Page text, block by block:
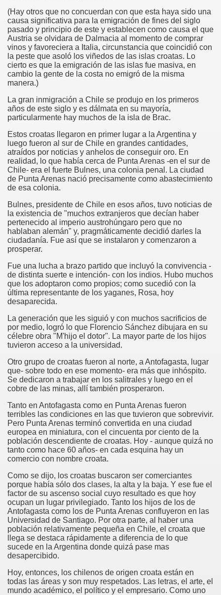
(Hay otros que no concuerdan con que esta haya sido una
causa significativa para la emigración de fines del siglo
pasado y principio de este y establecen como causa el que
Austria se olvidara de Dalmacia al momento de comprar
vinos y favoreciera a Italia, circunstancia que coincidió con
la peste que asoló los viñedos de las islas croatas. Lo
cierto es que la emigración de las islas fue masiva, en
cambio la gente de la costa no emigró de la misma
manera.)
La gran inmigración a Chile se produjo en los primeros
años de este siglo y es dálmata en su mayoría,
particularmente hay muchos de la isla de Brac.
Estos croatas llegaron en primer lugar a la Argentina y
luego fueron al sur de Chile en grandes cantidades,
atraídos por noticias y anhelos de conseguir oro. En
realidad, lo que había cerca de Punta Arenas -en el sur de
Chile- era el fuerte Bulnes, una colonia penal. La ciudad
de Punta Arenas nació precisamente como abastecimiento
de esa colonia.
Bulnes, presidente de Chile en esos años, tuvo noticias de
la existencia de "muchos extranjeros que decían haber
pertenecido al imperio austrohúngaro pero que no
hablaban alemán" y, pragmáticamente decidió darles la
ciudadanía. Fue así que se instalaron y comenzaron a
prosperar.
Fue una lucha a brazo partido que incluyó la convivencia -
de distinta suerte e intención- con los indios. Hubo muchos
que los adoptaron como propios; como sucedió con la
última representante de los yaganes, Rosa, hoy
desaparecida.
La generación que les siguió y con muchos sacrificios de
por medio, logró lo que Florencio Sánchez dibujara en su
célebre obra "M'hijo el dotor". La mayor parte de los hijos
tuvieron acceso a la universidad.
Otro grupo de croatas fueron al norte, a Antofagasta, lugar
que- sobre todo en ese momento- era más que inhóspito.
Se dedicaron a trabajar en los salitrales y luego en el
cobre de las minas, allí también prosperaron.
Tanto en Antofagasta como en Punta Arenas fueron
terribles las condiciones en las que tuvieron que sobrevivir.
Pero Punta Arenas terminó convertida en una ciudad
europea en miniatura, con el cincuenta por ciento de la
población descendiente de croatas. Hoy - aunque quizá no
tanto como hace 60 años- en cada esquina hay un
comercio con nombre croata.
Como se dijo, los croatas buscaron ser comerciantes
porque había sólo dos clases, la alta y la baja. Y ese fue el
factor de su ascenso social cuyo resultado es que hoy
ocupan un lugar privilegiado. Tanto los hijos de los de
Antofagasta como los de Punta Arenas confluyeron en las
Universidad de Santiago. Por otra parte, al haber una
población relativamente pequeña en Chile, el croata que
llega se destaca rápidamente a diferencia de lo que
sucede en la Argentina donde quizá pase mas
desapercibido.
Hoy, entonces, los chilenos de origen croata están en
todas las áreas y son muy respetados. Las letras, el arte, el
mundo académico, el político y el empresario. Como uno